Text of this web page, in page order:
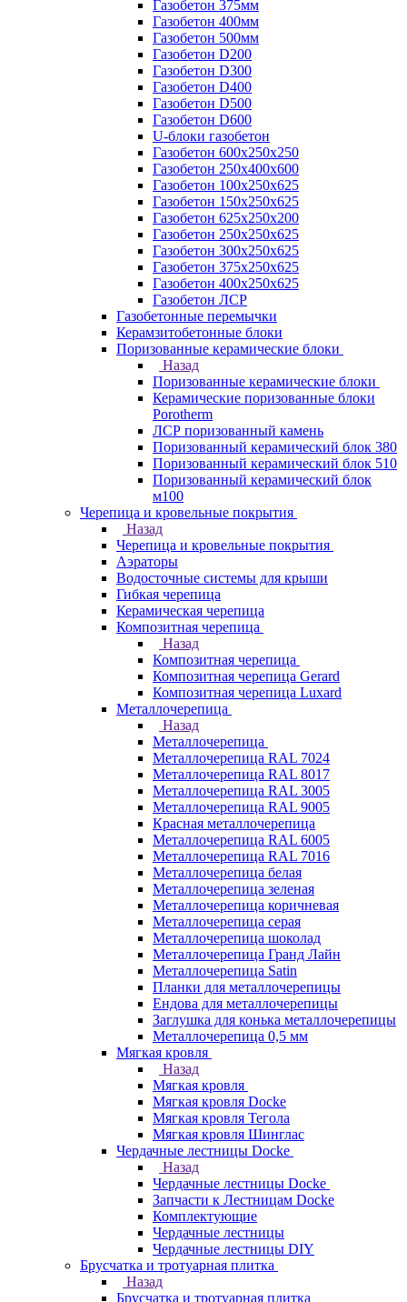
Газобетон 375мм
Газобетон 400мм
Газобетон 500мм
Газобетон D200
Газобетон D300
Газобетон D400
Газобетон D500
Газобетон D600
U-блоки газобетон
Газобетон 600x250x250
Газобетон 250x400x600
Газобетон 100х250х625
Газобетон 150х250х625
Газобетон 625х250х200
Газобетон 250х250х625
Газобетон 300х250х625
Газобетон 375х250х625
Газобетон 400х250х625
Газобетон ЛСР
Газобетонные перемычки
Керамзитобетонные блоки
Поризованные керамические блоки
Назад
Поризованные керамические блоки
Керамические поризованные блоки
Porotherm
ЛСР поризованный камень
Поризованный керамический блок 380
Поризованный керамический блок 510
Поризованный керамический блок
м100
Черепица и кровельные покрытия
Назад
Черепица и кровельные покрытия
Аэраторы
Водосточные системы для крыши
Гибкая черепица
Керамическая черепица
Композитная черепица
Назад
Композитная черепица
Композитная черепица Gerard
Композитная черепица Luxard
Металлочерепица
Назад
Металлочерепица
Металлочерепица RAL 7024
Металлочерепица RAL 8017
Металлочерепица RAL 3005
Металлочерепица RAL 9005
Красная металлочерепица
Металлочерепица RAL 6005
Металлочерепица RAL 7016
Металлочерепица белая
Металлочерепица зеленая
Металлочерепица коричневая
Металлочерепица серая
Металлочерепица шоколад
Металлочерепица Гранд Лайн
Металлочерепица Satin
Планки для металлочерепицы
Ендова для металлочерепицы
Заглушка для конька металлочерепицы
Металлочерепица 0,5 мм
Мягкая кровля
Назад
Мягкая кровля
Мягкая кровля Docke
Мягкая кровля Тегола
Мягкая кровля Шинглас
Чердачные лестницы Docke
Назад
Чердачные лестницы Docke
Запчасти к Лестницам Docke
Комплектующие
Чердачные лестницы
Чердачные лестницы DIY
Брусчатка и тротуарная плитка
Назад
Брусчатка и тротуарная плитка